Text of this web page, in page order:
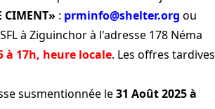
CIMENT» : prminfo@shelter.org ou
à Ziguinchor à l'adresse 178 Néma
à 17h, heure locale. Les offres tardives
susmentionnée le31 Août 2025 à